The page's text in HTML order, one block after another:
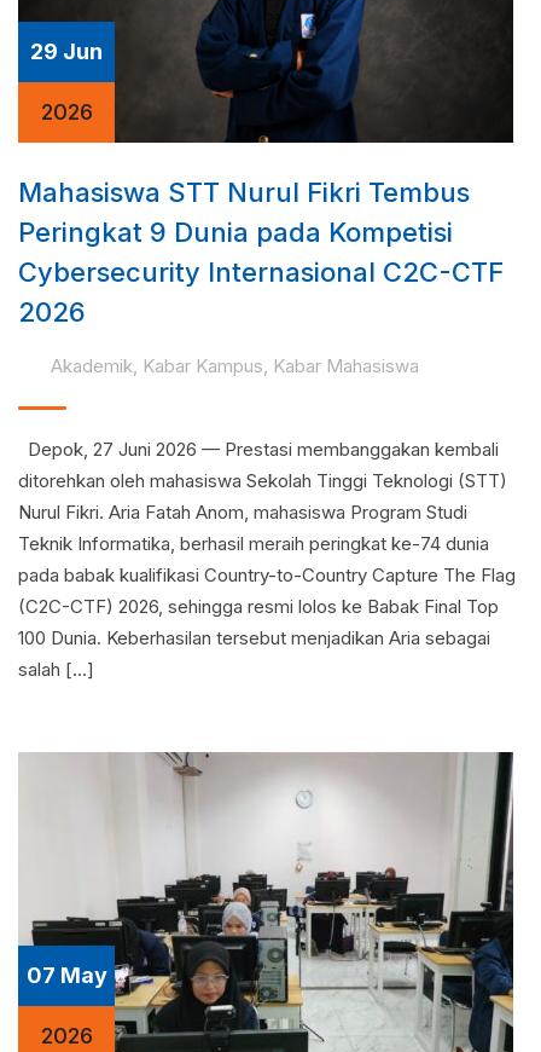
29 Jun
2026
Mahasiswa STT Nurul Fikri Tembus
Peringkat 9 Dunia pada Kompetisi
Cybersecurity Internasional C2C-CTF
2026
Akademik, Kabar Kampus, Kabar Mahasiswa
Depok, 27 Juni 2026 — Prestasi membanggakan kembali
ditorehkan oleh mahasiswa Sekolah Tinggi Teknologi (STT)
Nurul Fikri. Aria Fatah Anom, mahasiswa Program Studi
Teknik Informatika, berhasil meraih peringkat ke-74 dunia
pada babak kualifikasi Country-to-Country Capture The Flag
(C2C-CTF) 2026, sehingga resmi lolos ke Babak Final Top
100 Dunia. Keberhasilan tersebut menjadikan Aria sebagai
salah […]
07 May
2026